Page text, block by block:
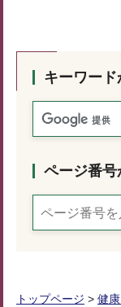
キーワー
ページ番号
トップページ > 健